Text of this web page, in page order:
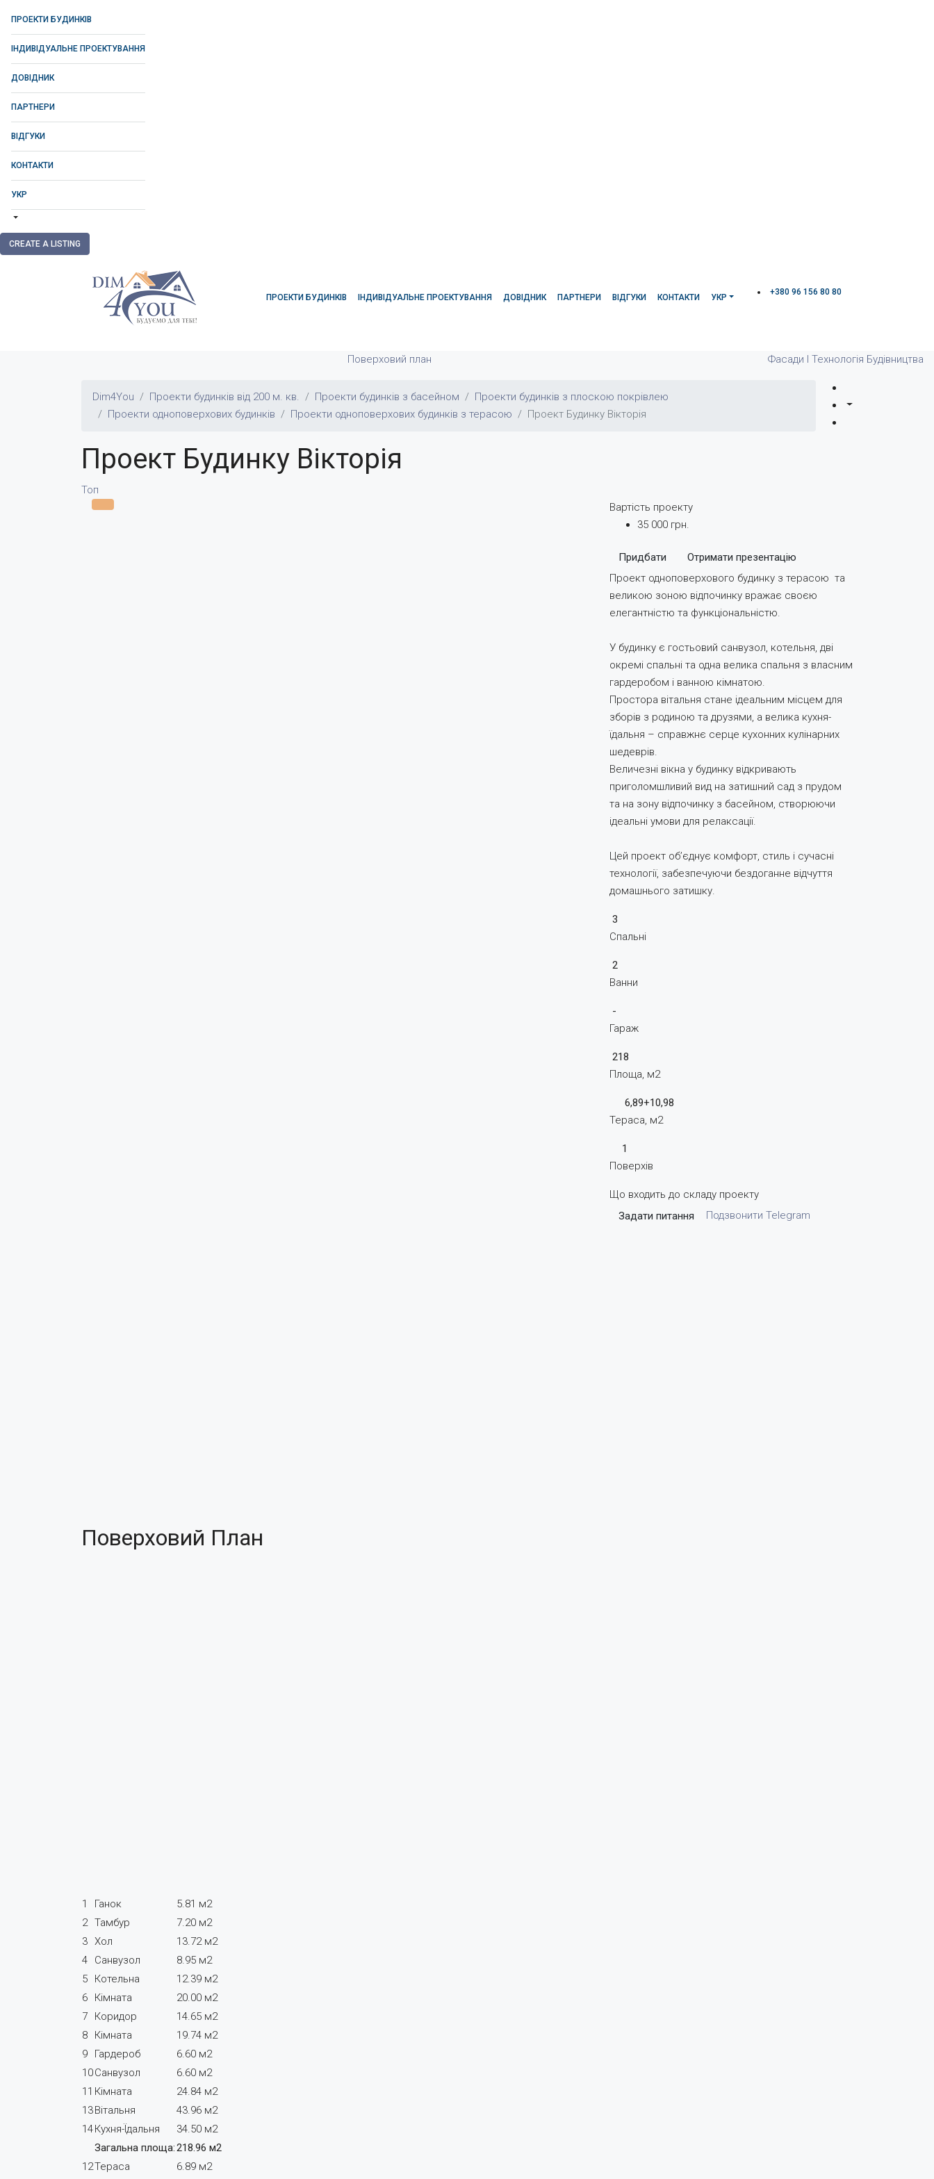
ПРОЕКТИ БУДИНКІВ
ІНДИВІДУАЛЬНЕ ПРОЕКТУВАННЯ
ДОВІДНИК
ПАРТНЕРИ
ВІДГУКИ
КОНТАКТИ
УКР
CREATE A LISTING
ПРОЕКТИ БУДИНКІВ ІНДИВІДУАЛЬНЕ ПРОЕКТУВАННЯ ДОВІДНИК ПАРТНЕРИ ВІДГУКИ КОНТАКТИ УКР
+380 96 156 80 80
Поверховий план Фасади І Технологія Будівництва
Dim4You Проекти будинків від 200 м. кв. Проекти будинків з басейном
Проекти будинків з плоскою покрівлею
Проекти одноповерхових будинків
Проекти одноповерхових будинків з терасою Проект Будинку Вікторія
Проект Будинку Вікторія
Топ
Поверховий План
1 Ганок
5.81 м2
2 Тамбур
7.20 м2
3 Хол
13.72 м2
4
Санвузол
8.95 м2
5
Котельна
12.39 м2
6
Кімната
20.00 м2
7
Коридор
14.65 м2
8
Кімната
19.74 м2
9
Гардероб
6.60 м2
10Санвузол
6.60 м2
11 Кімната
24.84 м2
13Вітальня
43.96 м2
14Кухня-Їдальня
34.50 м2
Загальна площа:218.96 м2
12Тераса
6.89 м2
Вартість проекту
35 000 грн.
Придбати
Отримати презентацію
Проект одноповерхового будинку з терасою та
великою зоною відпочинку вражає своєю
елегантністю та функціональністю.
У будинку є гостьовий санвузол, котельня, дві
окремі спальні та одна велика спальня з власним
гардеробом і ванною кімнатою.
Простора вітальня стане ідеальним місцем для
зборів з родиною та друзями, а велика кухня-
їдальня – справжнє серце кухонних кулінарних
шедеврів.
Величезні вікна у будинку відкривають
приголомшливий вид на затишний сад з прудом
та на зону відпочинку з басейном, створюючи
ідеальні умови для релаксації.
Цей проект об’єднує комфорт, стиль і сучасні
технології, забезпечуючи бездоганне відчуття
домашнього затишку.
3
Спальні
2
Ванни
-
Гараж
218
Площа, м2
6,89+10,98
Тераса, м2
1
Поверхів
Що входить до складу проекту
Задати питання
Подзвонити Telegram